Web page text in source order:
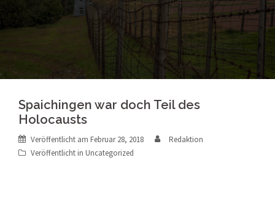
Spaichingen war doch Teil des
Holocausts
Veröffentlicht am Februar 28, 2018
Redaktion
Veröffentlicht in Uncategorized